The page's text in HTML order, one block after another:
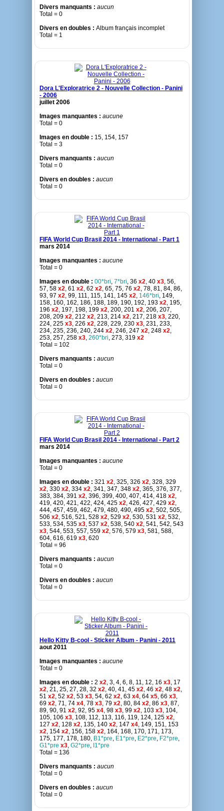
Divers manquants : aucun
Total = 0
Divers en doubles : Album français incomplet
Total = 1
Dora L'Exploratrice 2 - Nouvelle Collection - Panini
- 2006
juillet 2006
Images manquantes : aucune
Total = 0
Images en double : 15, 154, 157
Total = 3
Divers manquants : aucun
Total = 0
Divers en doubles : aucun
Total = 0
FIFA World Cup Brasil 2014 - International - Part 1
mars 2014
Images manquantes : aucune
Total = 0
Images en double : 00*bri, 7*bri, 36 x2, 40 x3, 56,
57, 58 x2, 61 x2, 62 x2, 65, 75, 76 x2, 78, 81, 84, 86,
93, 97 x2, 99, 111, 115, 141, 145 x2, 146*bri, 149,
158, 160, 162, 186, 188, 189, 190, 192, 193 x2, 195,
196 x2, 197, 198, 199 x2, 200, 201 x2, 206, 207,
208, 209 x2, 212 x2, 213, 214 x2, 217, 218 x3, 220,
224, 225 x3, 226 x2, 228, 229, 230 x3, 231, 233,
234, 235, 236, 240, 244 x2, 246, 247 x2, 248 x2,
253, 257, 258 x3, 260*bri, 273, 319 x2
Total = 102
Divers manquants : aucun
Total = 0
Divers en doubles : aucun
Total = 0
FIFA World Cup Brasil 2014 - International - Part 2
mars 2014
Images manquantes : aucune
Total = 0
Images en double : 321 x2, 325, 326 x2, 328, 329
x2, 330 x2, 334 x2, 341, 347, 348 x2, 365, 376, 377,
383, 384, 391 x2, 396, 399, 400, 407, 414, 418 x2,
419, 420, 421, 422, 424, 425 x2, 426, 427, 429 x2,
444, 457, 459, 462, 479, 480, 490, 495 x2, 502, 505,
506 x2, 516, 521, 528 x2, 529 x2, 530, 531 x2, 532,
533, 534, 535 x3, 537 x2, 538, 540 x2, 541, 542, 543
x3, 544, 553, 557, 559 x2, 576, 579 x3, 581, 588,
604, 616, 619 x3, 620
Total = 96
Divers manquants : aucun
Total = 0
Divers en doubles : aucun
Total = 0
Hello Kitty B-cool - Sticker Album - Panini - 2011
aout 2011
Images manquantes : aucune
Total = 0
Images en double : 2 x2, 3, 4, 6, 8, 11, 12, 16 x3, 17
x2, 21, 25, 27, 28, 32 x2, 40, 41, 45 x2, 46 x2, 48 x2,
51 x2, 52 x2, 53 x3, 54, 62 x2, 63 x4, 64 x5, 66 x3,
69 x2, 71, 74 x4, 78 x3, 79 x2, 80, 84 x2, 86 x3, 87,
89, 90, 91 x2, 92, 95 x4, 98 x3, 99 x2, 103 x3, 104,
105, 106 x3, 108, 112, 113, 116, 119, 124, 125 x2,
127 x2, 128 x2, 135, 140 x2, 147 x4, 149, 151, 153
x2, 154 x2, 156, 158 x2, 164, 168, 170, 171, 173,
175, 177, 178, 180, B1*pre, E1*pre, E2*pre, F2*pre,
G1*pre x3, G2*pre, I1*pre
Total = 136
Divers manquants : aucun
Total = 0
Divers en doubles : aucun
Total = 0